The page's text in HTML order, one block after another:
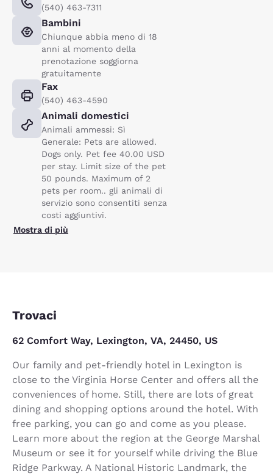
(540) 463-7311
Bambini
Chiunque abbia meno di 18
anni al momento della
prenotazione soggiorna
gratuitamente
Fax
(540) 463-4590
Animali domestici
Animali ammessi: Sì
Generale: Pets are allowed.
Dogs only. Pet fee 40.00 USD
per stay. Limit size of the pet
50 pounds. Maximum of 2
pets per room.. gli animali di
servizio sono consentiti senza
costi aggiuntivi.
Mostra di più
Trovaci
62 Comfort Way, Lexington, VA, 24450, US
Our family and pet-friendly hotel in Lexington is
close to the Virginia Horse Center and offers all the
conveniences of home. Still, there are lots of great
dining and shopping options around the hotel. With
free parking, you can go and come as you please.
Learn more about the region at the George Marshal
Museum or see it for yourself while driving the Blue
Ridge Parkway. A National Historic Landmark, the